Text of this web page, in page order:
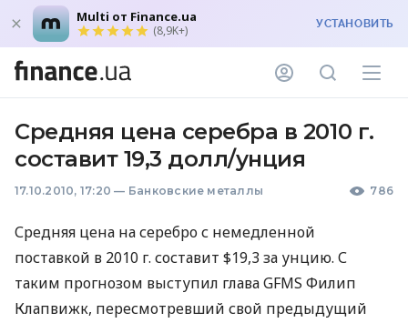
Multi от Finance.ua
(8,9K+) УСТАНОВИТЬ
Средняя цена серебра в 2010 г.
составит 19,3 долл/унция
17.10.2010, 17:20 — Банковские металлы 786
Средняя цена на серебро с немедленной
поставкой в 2010 г. составит $19,3 за унцию. С
таким прогнозом выступил глава GFMS Филип
Клапвижк, пересмотревший свой предыдущий